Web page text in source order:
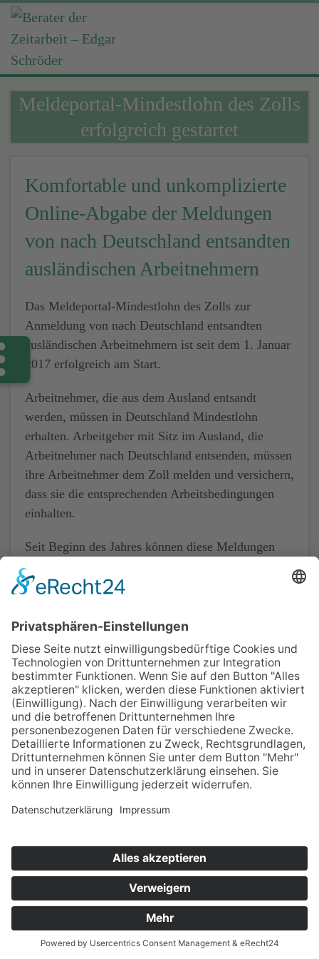
Meldeportal-Mindestlohn des Zolls
erfolgreich gestartet
Komfortable und unkomplizierte
Online-Abgabe der Meldungen
von nach Deutschland entsandten
ausländischen Arbeitnehmern
Das Meldeportal-Mindestlohn des Zolls zur
Anmeldung von nach Deutschland entsandten
ausländischen Arbeitnehmern ist seit dem 1. Januar
2017 erfolgreich am Start.
Arbeitnehmer, die aus dem Ausland entsandt
werden, müssen in Deutschland Mindestlohn
erhalten. Arbeitgeber mit Sitz im Ausland, die
Arbeitnehmer nach Deutschland entsenden, müssen
ihre Arbeitnehmer dem Zoll melden und versichern,
dass sie die entsprechenden Arbeitsbedingungen
einhalten.
Seit Beginn des Jahres können diese Meldungen
mithilfe des Meldeportals-Mindestlohn komfortabel
und unkompliziert online abgeben werden.
Quelle: Zoll Online
Home
Impressum
Datenschutz
Kontakt & Anfahrt
© 2025 Unternehmens­beratung für Personal­
dienstleister | Aktenprüfung & Revision,
Beratung, Controlling | Berater der Zeitarbeit –